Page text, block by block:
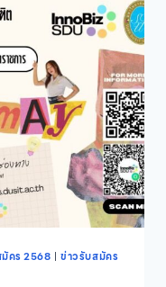
คร 2568 |ข่าวรับสมัคร